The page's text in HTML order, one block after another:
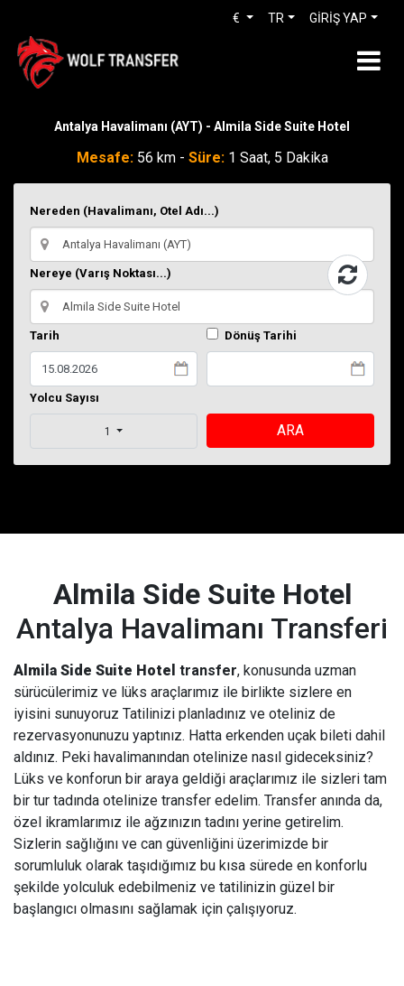
GİRİŞ YAP
TR
€
Antalya Havalimanı (AYT) - Almila Side Suite Hotel
Mesafe:56 km - Süre:1 Saat, 5 Dakika
Nereden (Havalimanı, Otel Adı...)
Nereye (Varış Noktası...)
Tarih Dönüş Tarihi
Yolcu Sayısı
1 ARA
Almila Side Suite Hotel
Antalya Havalimanı Transferi
Almila Side Suite Hotel transfer, konusunda uzman
sürücülerimiz ve lüks araçlarımız ile birlikte sizlere en
iyisini sunuyoruz Tatilinizi planladınız ve oteliniz de
rezervasyonunuzu yaptınız. Hatta erkenden uçak bileti dahil
aldınız. Peki havalimanından otelinize nasıl gideceksiniz?
Lüks ve konforun bir araya geldiği araçlarımız ile sizleri tam
bir tur tadında otelinize transfer edelim. Transfer anında da,
özel ikramlarımız ile ağzınızın tadını yerine getirelim.
Sizlerin sağlığını ve can güvenliğini üzerimizde bir
sorumluluk olarak taşıdığımız bu kısa sürede en konforlu
şekilde yolculuk edebilmeniz ve tatilinizin güzel bir
başlangıcı olmasını sağlamak için çalışıyoruz.